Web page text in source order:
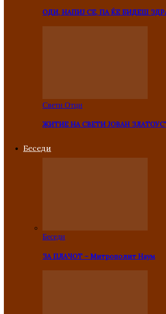
ОДИ, НАПИЈ СЕ, ПА ЌЕ БИДЕШ
Свети Отци
ЖИТИЕ НА СВЕТИ ЈОВАН
Беседи
Беседи
ЗА ПЛАЧОТ – Митрополит Наум